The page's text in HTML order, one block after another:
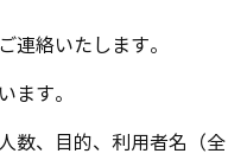
連絡いたします。
ます。
数、目的、利用者名（全